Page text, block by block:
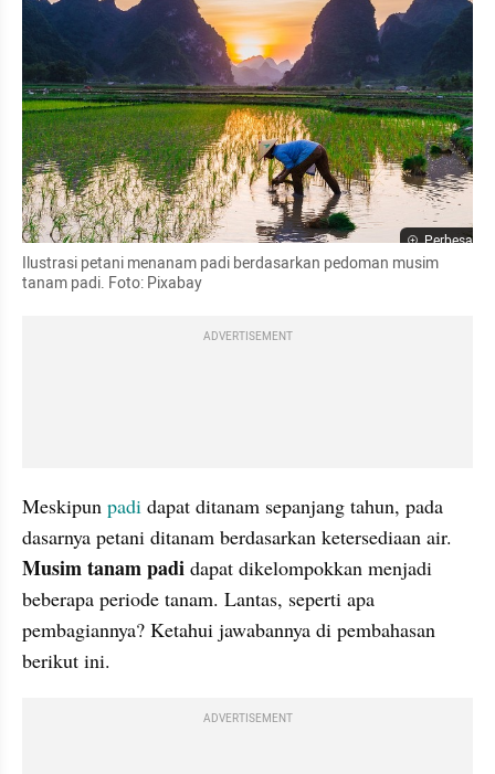
Perbesar
Ilustrasi petani menanam padi berdasarkan pedoman musim
tanam padi. Foto: Pixabay
ADVERTISEMENT
Meskipun padi dapat ditanam sepanjang tahun, pada
Musim tanam padi dapat dikelompokkan menjadi
beberapa periode tanam. Lantas, seperti apa
pembagiannya? Ketahui jawabannya di pembahasan
berikut ini.
ADVERTISEMENT